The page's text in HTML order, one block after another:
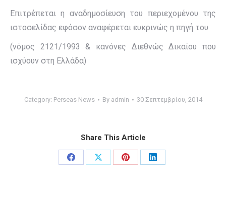
Επιτρέπεται η αναδημοσίευση του περιεχομένου της
ιστοσελίδας εφόσον αναφέρεται ευκρινώς η πηγή του
(νόμος 2121/1993 & κανόνες Διεθνώς Δικαίου που
ισχύουν στη Ελλάδα)
Category: Perseas News By admin 30 Σεπτεμβρίου, 2014
Share This Article
Share
Share
Share
Share